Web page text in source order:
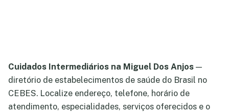
Cuidados Intermediários na Miguel Dos Anjos —
diretório de estabelecimentos de saúde do Brasil no
CEBES. Localize endereço, telefone, horário de
atendimento, especialidades, serviços oferecidos e o